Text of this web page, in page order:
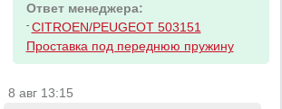
Ответ менеджера:
- CITROEN/PEUGEOT 503151
Проставка под переднюю пружину
8 авг 13:15